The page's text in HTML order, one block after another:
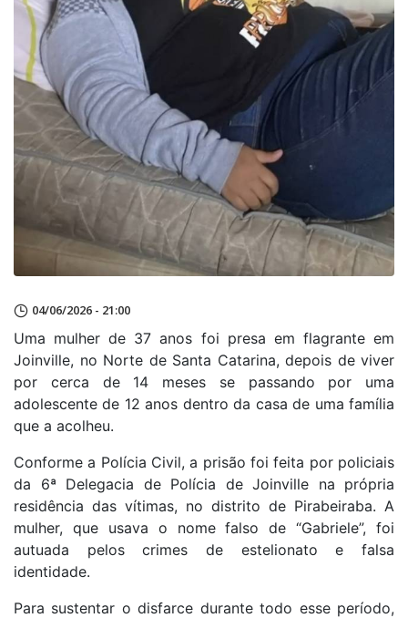
04/06/2026 - 21:00
Uma mulher de 37 anos foi presa em flagrante em
Joinville, no Norte de Santa Catarina, depois de viver
por cerca de 14 meses se passando por uma
adolescente de 12 anos dentro da casa de uma família
que a acolheu.
Conforme a Polícia Civil, a prisão foi feita por policiais
da 6ª Delegacia de Polícia de Joinville na própria
residência das vítimas, no distrito de Pirabeiraba. A
mulher, que usava o nome falso de “Gabriele”, foi
autuada pelos crimes de estelionato e falsa
identidade.
Para sustentar o disfarce durante todo esse período,